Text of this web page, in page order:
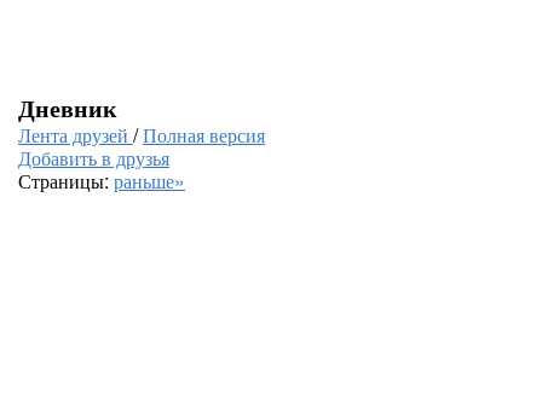
Дневник
Лента друзей /Полная версия
Добавить в друзья
Страницы: раньше»